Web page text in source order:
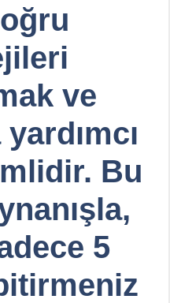
ve
yardımcı
Bu
5